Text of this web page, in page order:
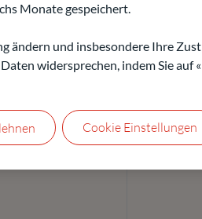
Monate gespeichert.
ändern und insbesondere Ihre
widersprechen, indem Sie auf
Cookie Einstellungen